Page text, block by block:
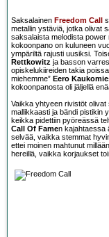
Saksalainen Freedom Call
metallin ystäviä, jotka olivat
saksalaista melodista power
kokoonpano on kuluneen
ympäriltä rajusti uusiksi.
Rettkowitz ja basson
opiskelukiireiden takia
miehemme” Eero
kokoonpanosta oli jäljellä
Vaikka yhtyeen rivistöt
mallikkaasti ja bändi pistikin
keikka pidettiin pyöreässä
Call Of Famen kajahtaessa
selvää, vaikka stemmat
ettei moinen mahtunut
hereillä, vaikka korjaukset